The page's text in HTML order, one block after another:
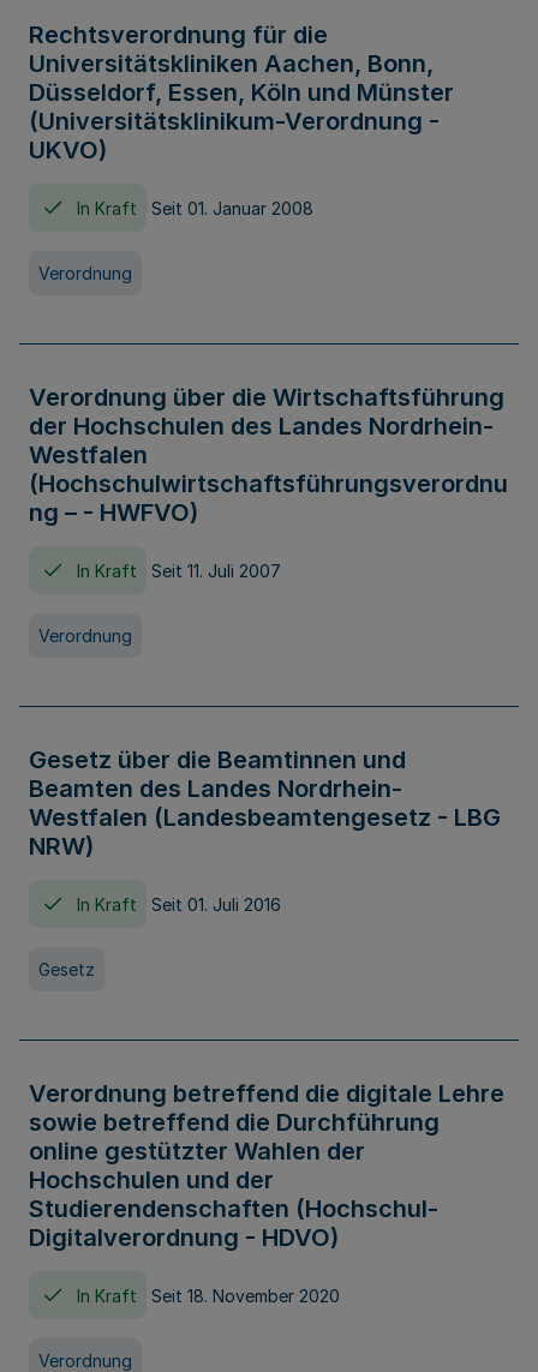
Rechtsverordnung für die
Universitätskliniken Aachen, Bonn,
Düsseldorf, Essen, Köln und Münster
(Universitätsklinikum-Verordnung -
UKVO)
In Kraft Seit 01. Januar 2008
Verordnung
Verordnung über die Wirtschaftsführung
der Hochschulen des Landes Nordrhein-
Westfalen
(Hochschulwirtschaftsführungsverordnu
ng – - HWFVO)
In Kraft Seit 11. Juli 2007
Verordnung
Gesetz über die Beamtinnen und
Beamten des Landes Nordrhein-
Westfalen (Landesbeamtengesetz - LBG
NRW)
In Kraft Seit 01. Juli 2016
Gesetz
Verordnung betreffend die digitale Lehre
sowie betreffend die Durchführung
online gestützter Wahlen der
Hochschulen und der
Studierendenschaften (Hochschul-
Digitalverordnung - HDVO)
In Kraft Seit 18. November 2020
Verordnung